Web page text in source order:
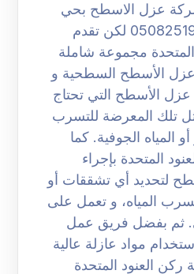
عزل الاسطح بحي
الصحافة الرياض 0508251950 لكن تقدم
مجموعة شاملة
الأسطح السطحية و
عزل الأسطح التي تحتاج
تلك المعرضة للتسرب
المياه الجوفية. كما
المتحدة بإجراء
لتحديد أي تشققات أو
المياه، و تعمل على
ثم بفضل فريق عمل
مواد عازلة عالية
ركن العنود المتحدة